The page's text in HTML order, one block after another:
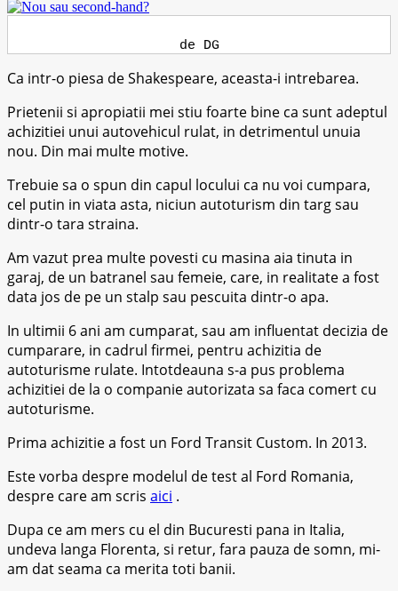
de DG
Ca intr-o piesa de Shakespeare, aceasta-i intrebarea.
Prietenii si apropiatii mei stiu foarte bine ca sunt adeptul
achizitiei unui autovehicul rulat, in detrimentul unuia
nou. Din mai multe motive.
Trebuie sa o spun din capul locului ca nu voi cumpara,
cel putin in viata asta, niciun autoturism din targ sau
dintr-o tara straina.
Am vazut prea multe povesti cu masina aia tinuta in
garaj, de un batranel sau femeie, care, in realitate a fost
data jos de pe un stalp sau pescuita dintr-o apa.
In ultimii 6 ani am cumparat, sau am influentat decizia de
cumparare, in cadrul firmei, pentru achizitia de
autoturisme rulate. Intotdeauna s-a pus problema
achizitiei de la o companie autorizata sa faca comert cu
autoturisme.
Prima achizitie a fost un Ford Transit Custom. In 2013.
Este vorba despre modelul de test al Ford Romania,
despre care am scris aici .
Dupa ce am mers cu el din Bucuresti pana in Italia,
undeva langa Florenta, si retur, fara pauza de somn, mi-
am dat seama ca merita toti banii.